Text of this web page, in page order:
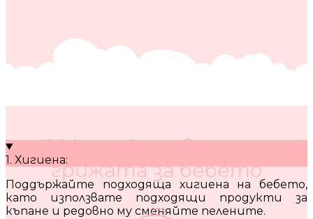
10 кратки съвета за
грижата за бебето
1. Хигиена:
Поддържайте подходяща хигиена на бебето,
като използвате подходящи продукти за
къпане и редовно му сменяйте пелените.